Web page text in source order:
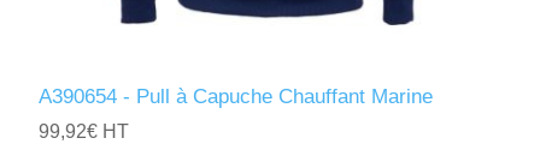
A390654 - Pull à Capuche Chauffant Marine
99,92€ HT